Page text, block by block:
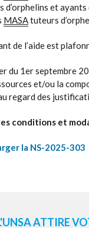
d’orphelins et
MASAtuteurs
de l’aide est
du 1er septembre
et/ou la
regard des
conditions et
la NS-2025-303
ATTIRE